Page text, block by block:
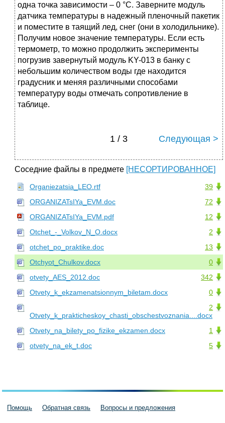
одна точка зависимости – 0 °C. Заверните модуль
датчика температуры в надежный пленочный пакетик
и поместите в таящий лед, снег (они в холодильнике).
Получим новое значение температуры. Если есть
термометр, то можно продолжить эксперименты
погрузив завернутый модуль KY-013 в банку с
небольшим количеством воды где находится
градусник и меняя различными способами
температуру воды отмечать сопротивление в
таблице.
1 / 3 Следующая >
Соседние файлы в предмете [НЕСОРТИРОВАННОЕ]
39
Organiezatsia_LEO.rtf
72
ORGANIZATsIYa_EVM.doc
12
ORGANIZATsIYa_EVM.pdf
2
Otchet_-_Volkov_N_O.docx
13
otchet_po_praktike.doc
0
Otchyot_Chulkov.docx
342
otvety_AES_2012.doc
0
Otvety_k_ekzamenatsionnym_biletam.docx
2
Otvety_k_prakticheskoy_chasti_obschestvoznania....docx
1
Otvety_na_bilety_po_fizike_ekzamen.docx
5
otvety_na_ek_t.doc
Помощь Обратная связь Вопросы и предложения